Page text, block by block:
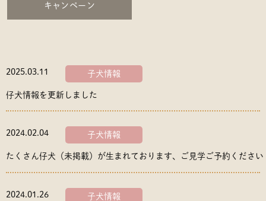
キャンペーン
2025.03.11 子犬情報
仔犬情報を更新しました
2024.02.04 子犬情報
たくさん仔犬（未掲載）が生まれております、ご見学ご予約ください
2024.01.26 子犬情報